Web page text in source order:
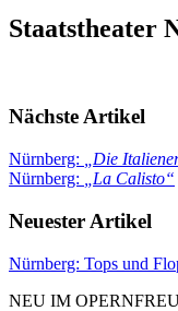
Staatstheater
Nächste Artikel
Nürnberg: Die
Nürnberg:
La Calisto“
Neuester Artikel
Nürnberg: Tops und
NEU IM